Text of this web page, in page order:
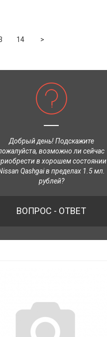
14 >
Добрый день! Подскажите
возможно ли сейчас
в хорошем состоянии
Qashgai в пределах 1.5 мл.
рублей?
ВОПРОС - ОТВЕТ